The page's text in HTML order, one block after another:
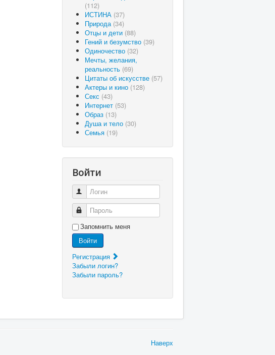
(112)
ИСТИНА (37)
Природа (34)
Отцы и дети (88)
Гений и безумство (39)
Одиночество (32)
Мечты, желания,
реальность (69)
Цитаты об искусстве (57)
Актеры и кино (128)
Секс (43)
Интернет (53)
Образ (13)
Душа и тело (30)
Семья (19)
Войти
Логин
Пароль
Запомнить меня
Войти
Регистрация
Забыли логин?
Забыли пароль?
Наверх